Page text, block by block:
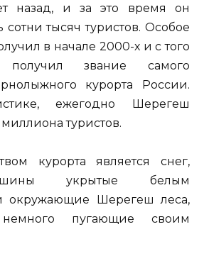
назад, и за это время он
сотни тысяч туристов. Особое
в начале 2000-х и с того
звание самого
курорта России.
ежегодно Шерегеш
туристов.
курорта является снег,
укрытые белым
окружающие Шерегеш леса,
пугающие своим